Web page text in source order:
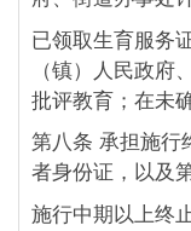
已领取生育服务
（镇）人民政
批评教育；在未
第八条 承担施行
者身份证，以及
施行中期以上终